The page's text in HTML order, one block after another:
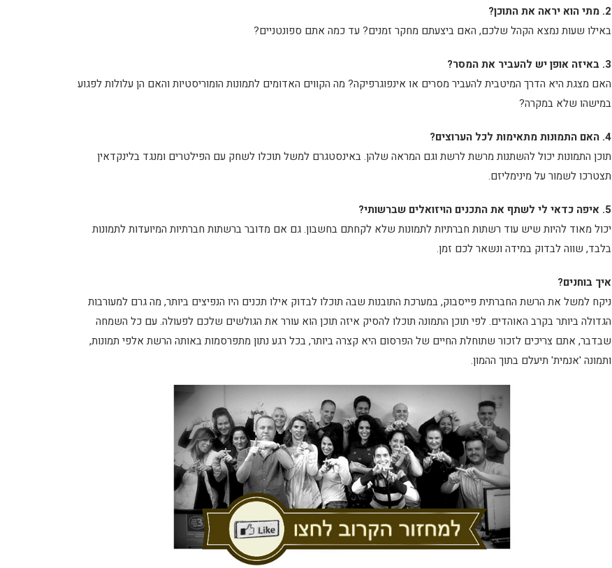
2. מתי הוא יראה את התוכן?
באילו שעות נמצא הקהל שלכם, האם ביצעתם מחקר זמנים? עד כמה אתם ספונטניים?
3. באיזה אופן יש להעביר את המסר?
האם מצגת היא הדרך המיטבית להעביר מסרים או אינפוגרפיקה? מה הקווים האדומים לתמונות הומוריסטיות והאם הן עלולות לפגוע
במישהו שלא במקרה?
4. האם התמונות מתאימות לכל הערוצים?
תוכן התמונות יכול להשתנות מרשת לרשת וגם המראה שלהן. באינסטגרם למשל תוכלו לשחק עם הפילטרים ומנגד בלינקדאין
תצטרכו לשמור על מינימליזם.
5. איפה כדאי לי לשתף את התכנים הויזואלים שברשותי?
יכול מאוד להיות שיש עוד רשתות חברתיות לתמונות שלא לקחתם בחשבון. גם אם מדובר ברשתות חברתיות המיועדות לתמונות
בלבד, שווה לבדוק במידה ונשאר לכם זמן.
איך בוחנים?
ניקח למשל את הרשת החברתית פייסבוק, במערכת התובנות שבה תוכלו לבדוק אילו תכנים היו הנפיצים ביותר, מה גרם למעורבות
הגדולה ביותר בקרב האוהדים. לפי תוכן התמונה תוכלו להסיק איזה תוכן הוא עורר את הגולשים שלכם לפעולה. עם כל השמחה
שבדבר, אתם צריכים לזכור שתוחלת החיים של הפרסום היא קצרה ביותר, בכל רגע נתון מתפרסמות באותה הרשת אלפי תמונות,
ותמונה 'אנמית' תיעלם בתוך ההמון.